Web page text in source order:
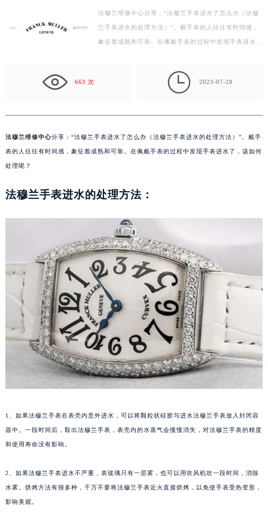
法穆兰维修中心分享：“法穆兰手表进水了怎么办（法穆
兰手表进水的处理方法）”。戴手表的人往往有时间感，
象征着成熟和可靠。在佩戴手表的过程中发现手表进水
663 次  2023-07-28
法穆兰维修中心分享：“法穆兰手表进水了怎么办（法穆兰手表进水的处理方法）”。戴手
表的人往往有时间感，象征着成熟和可靠。在佩戴手表的过程中发现手表进水了，该如何
处理呢？
法穆兰手表进水的处理方法：
1、如果法穆兰手表在表壳内意外进水，可以将颗粒状硅胶与进水法穆兰手表放入封闭容
器中。一段时间后，取出法穆兰手表，表壳内的水蒸气会慢慢消失，对法穆兰手表的精度
和使用寿命没有影响。
2、如果法穆兰手表进水不严重，表玻璃只有一层雾，也可以用吹风机吹一段时间，消除
水雾。烘烤方法有很多种，千万不要将法穆兰手表近火直接烘烤，以免使手表受热变形，
影响美观。